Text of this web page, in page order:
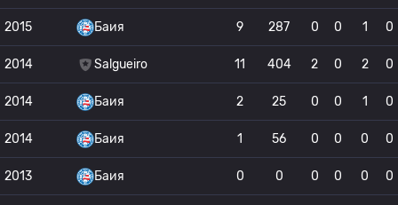
2015 Баия 9 287 0 0 1 0
2014 Salgueiro 11 404 2 0 2 0
2014 Баия 2 25 0 0 1 0
2014 Баия 1 56 0 0 0 0
2013 Баия 0 0 0 0 0 0